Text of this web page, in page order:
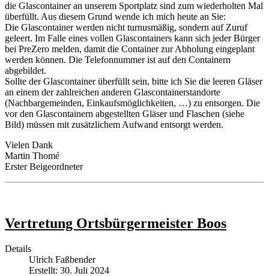
die Glascontainer an unserem Sportplatz sind zum wiederholten Mal
überfüllt. Aus diesem Grund wende ich mich heute an Sie:
Die Glascontainer werden nicht turnusmäßig, sondern auf Zuruf
geleert. Im Falle eines vollen Glascontainers kann sich jeder Bürger
bei PreZero melden, damit die Container zur Abholung eingeplant
werden können. Die Telefonnummer ist auf den Containern
abgebildet.
Sollte der Glascontainer überfüllt sein, bitte ich Sie die leeren Gläser
an einem der zahlreichen anderen Glascontainerstandorte
(Nachbargemeinden, Einkaufsmöglichkeiten, …) zu entsorgen. Die
vor den Glascontainern abgestellten Gläser und Flaschen (siehe
Bild) müssen mit zusätzlichem Aufwand entsorgt werden.
Vielen Dank
Martin Thomé
Erster Beigeordneter
Vertretung Ortsbürgermeister Boos
Details
Ulrich Faßbender
Erstellt: 30. Juli 2024